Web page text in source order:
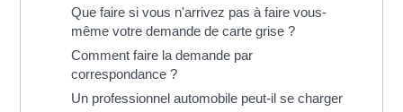
Que faire si vous n'arrivez pas à faire vous-
même votre demande de carte grise ?
Comment faire la demande par
correspondance ?
Un professionnel automobile peut-il se charger